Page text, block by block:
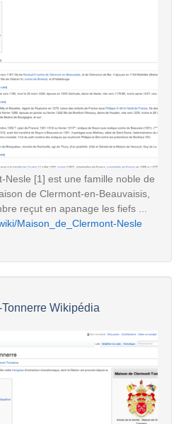
Nesle [1] est une famille noble de
de Clermont-en-Beauvaisis,
reçut en apanage les fiefs ...
Maison_de_Clermont-Nesle
Wikipédia